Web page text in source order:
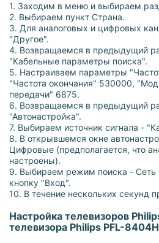
1. Заходим в меню и выбираем
2. Выбираем пункт Страна.
3. Для аналоговых и цифровых
"Другое".
4. Возвращаемся в предыдущий
"Кабельные параметры поиска".
5. Настраиваем параметры
"Частота окончания" 530000,
передачи" 6875.
6. Возвращаемся в предыдущий
"Автонастройка".
7. Выбираем источник сигнала -
8. В открывшемся окне
Цифровые (предполагается, что
настроены).
9. Выбираем режим поиска - Сеть
кнопку "Вход".
10. В течение нескольких секунд
Настройка телевизоров
телевизора Philips PFL-